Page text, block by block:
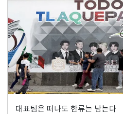
대표팀은 떠나도 한류는 남는다